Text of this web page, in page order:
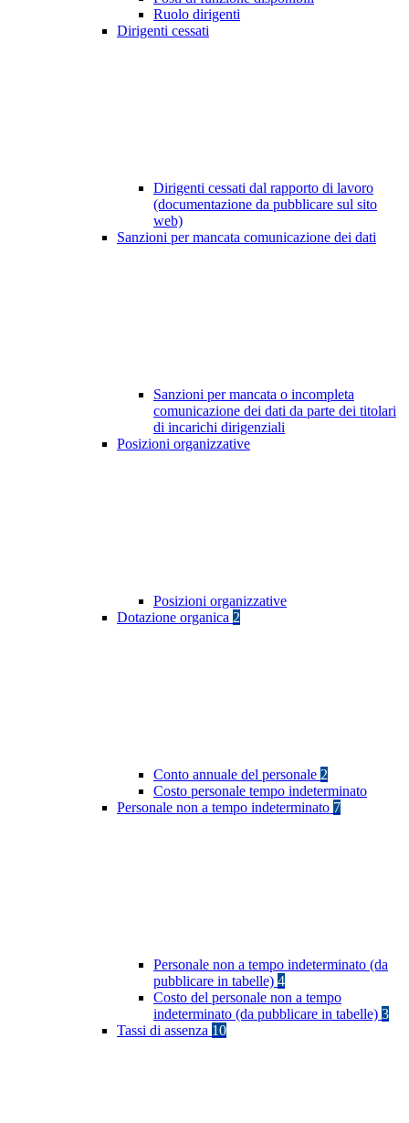
Ruolo dirigenti
Dirigenti cessati
Dirigenti cessati dal rapporto di lavoro
(documentazione da pubblicare sul sito
web)
Sanzioni per mancata comunicazione dei dati
Sanzioni per mancata o incompleta
comunicazione dei dati da parte dei titolari
di incarichi dirigenziali
Posizioni organizzative
Posizioni organizzative
Dotazione organica 2
Conto annuale del personale 2
Costo personale tempo indeterminato
Personale non a tempo indeterminato 7
Personale non a tempo indeterminato (da
pubblicare in tabelle) 4
Costo del personale non a tempo
indeterminato (da pubblicare in tabelle) 3
Tassi di assenza 10